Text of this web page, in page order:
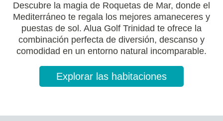
Descubre la magia de Roquetas de Mar, donde el
Mediterráneo te regala los mejores amaneceres y
puestas de sol. Alua Golf Trinidad te ofrece la
combinación perfecta de diversión, descanso y
comodidad en un entorno natural incomparable.
Explorar las habitaciones